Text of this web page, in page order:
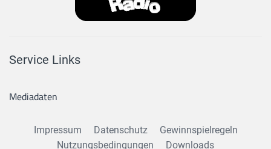
Service Links
Mediadaten
Impressum Datenschutz
Gewinnspielregeln
Nutzungsbedingungen
Downloads